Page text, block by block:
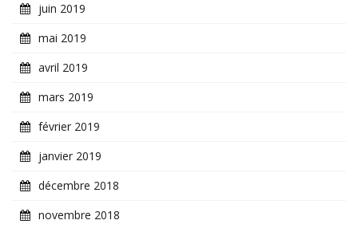
juin 2019
mai 2019
avril 2019
mars 2019
février 2019
janvier 2019
décembre 2018
novembre 2018